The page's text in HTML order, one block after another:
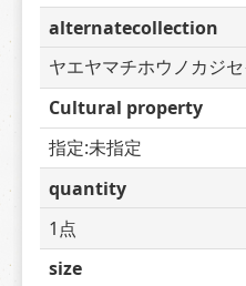
alternatecollection
ヤエヤマチホウノカジ
Cultural property
指定:未指定
quantity
1点
size